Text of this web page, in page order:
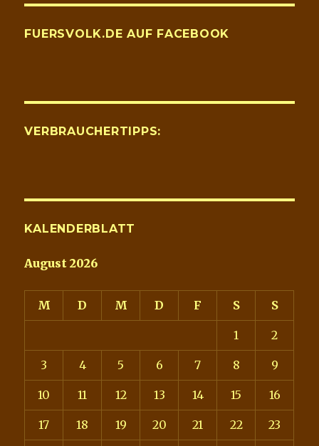
FUERSVOLK.DE AUF FACEBOOK
VERBRAUCHERTIPPS:
KALENDERBLATT
August 2026
M D M D F S S
1 2
3 4 5 6 7 8 9
10 11 12 13 14 15 16
17 18 19 20 21 22 23